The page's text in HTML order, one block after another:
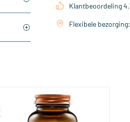
Klantbeoordeling
Flexibele
(158)
Super D3 Extra Sterk 75 mcg
vitamine D